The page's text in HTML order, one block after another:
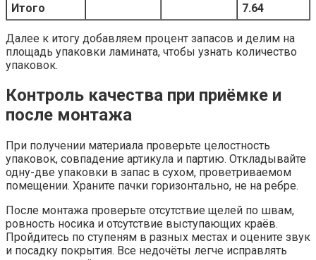
Итого
7.64
Далее к итогу добавляем процент запасов и делим на
площадь упаковки ламината, чтобы узнать количество
упаковок.
Контроль качества при приёмке и
после монтажа
При получении материала проверьте целостность
упаковок, совпадение артикула и партию. Откладывайте
одну-две упаковки в запас в сухом, проветриваемом
помещении. Храните пачки горизонтально, не на ребре.
После монтажа проверьте отсутствие щелей по швам,
ровность носика и отсутствие выступающих краёв.
Пройдитесь по ступеням в разных местах и оцените звук
и посадку покрытия. Все недочёты легче исправлять